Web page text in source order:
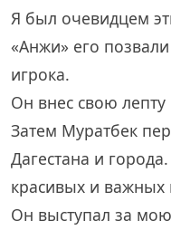
Я был очевидцем
«Анжи» его
игрока.
Он внес свою
Затем Муратбек
Дагестана и
красивых и важных
Он выступал за